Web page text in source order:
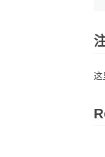
这